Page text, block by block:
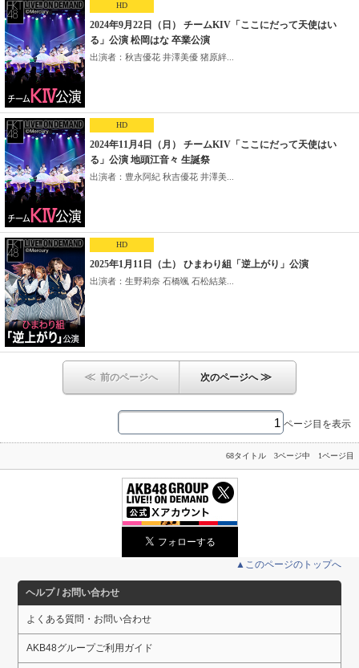
HD
2024年9月22日（日） チームKIV「ここにだって天使はい
る」公演 松岡はな 卒業公演
出演者：秋吉優花 井澤美優 猪原絆...
HD
2024年11月4日（月） チームKIV「ここにだって天使はい
る」公演 地頭江音々 生誕祭
出演者：豊永阿紀 秋吉優花 井澤美...
HD
2025年1月11日（土） ひまわり組「逆上がり」公演
出演者：生野莉奈 石橋颯 石松結菜...
≪ 前のページへ 次のページへ≫
ページ目を表示
68タイトル 3ページ中 1ページ目
▲このページのトップへ
ヘルプ / お問い合わせ
よくある質問・お問い合わせ
AKB48グループご利用ガイド